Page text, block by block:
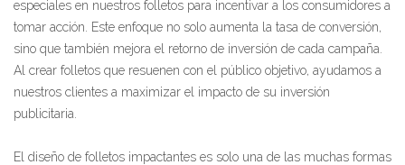
especiales en nuestros folletos para incentivar a los consumidores a
tomar acción. Este enfoque no solo aumenta la tasa de conversión,
sino que también mejora el retorno de inversión de cada campaña.
Al crear folletos que resuenen con el público objetivo, ayudamos a
nuestros clientes a maximizar el impacto de su inversión
publicitaria.
El diseño de folletos impactantes es solo una de las muchas formas